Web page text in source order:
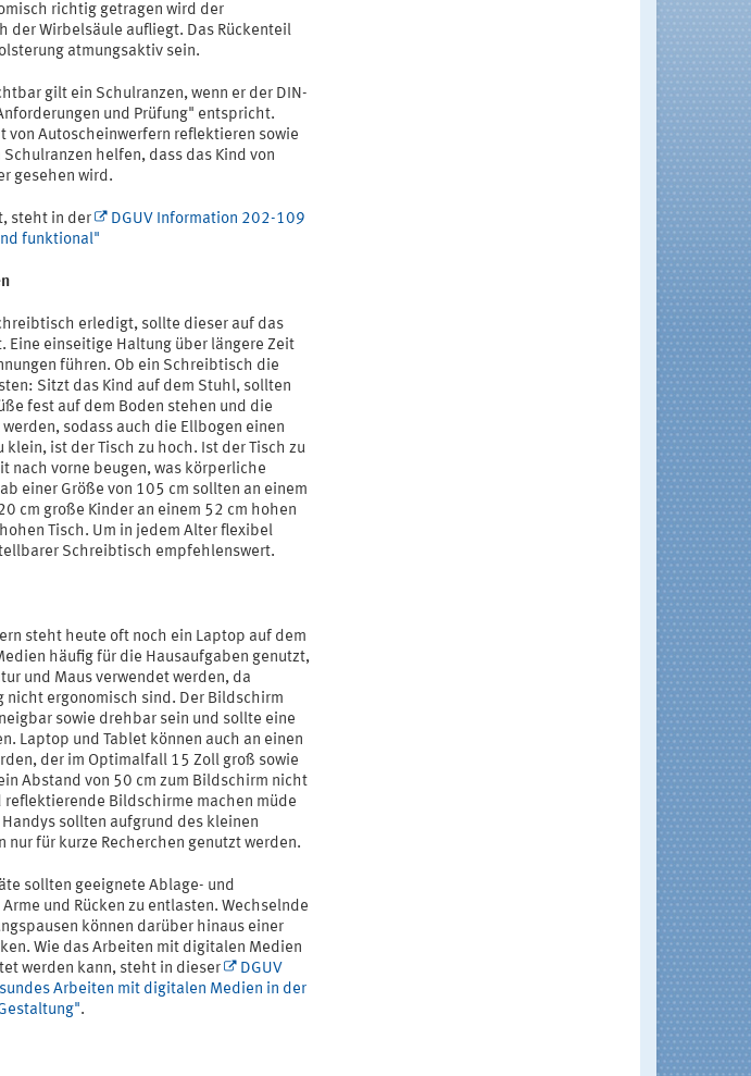
richtig getragen wird der
der Wirbelsäule aufliegt. Das Rückenteil
atmungsaktiv sein.
gilt ein Schulranzen, wenn er der DIN-
und Prüfung" entspricht.
Autoscheinwerfern reflektieren sowie
helfen, dass das Kind von
gesehen wird.
steht in der
DGUV Information 202-109
funktional"
erledigt, sollte dieser auf das
Eine einseitige Haltung über längere Zeit
führen. Ob ein Schreibtisch die
Sitzt das Kind auf dem Stuhl, sollten
fest auf dem Boden stehen und die
sodass auch die Ellbogen einen
ist der Tisch zu hoch. Ist der Tisch zu
nach vorne beugen, was körperliche
einer Größe von 105 cm sollten an einem
cm große Kinder an einem 52 cm hohen
Tisch. Um in jedem Alter flexibel
Schreibtisch empfehlenswert.
steht heute oft noch ein Laptop auf dem
häufig für die Hausaufgaben genutzt,
und Maus verwendet werden, da
nicht ergonomisch sind. Der Bildschirm
sowie drehbar sein und sollte eine
Laptop und Tablet können auch an einen
der im Optimalfall 15 Zoll groß sowie
Abstand von 50 cm zum Bildschirm nicht
Bildschirme machen müde
sollten aufgrund des kleinen
für kurze Recherchen genutzt werden.
sollten geeignete Ablage- und
und Rücken zu entlasten. Wechselnde
können darüber hinaus einer
Wie das Arbeiten mit digitalen Medien
werden kann, steht in dieser
DGUV
Arbeiten mit digitalen Medien in der
.